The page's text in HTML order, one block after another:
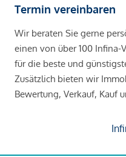
Termin vereinbaren
Wir beraten Sie gerne
einen von über 100 Infina-
für die beste und
Zusätzlich bieten wir
Bewertung, Verkauf, Kauf